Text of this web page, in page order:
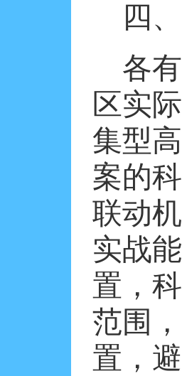
四
各
区实
集型
案的
联动
实战
置，
范围
置，